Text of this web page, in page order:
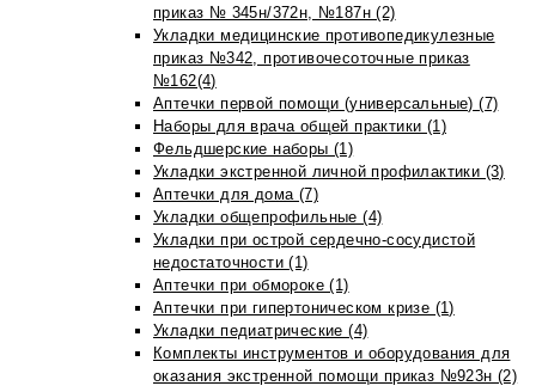
приказ № 345н/372н, №187н (2)
Укладки медицинские противопедикулезные
приказ №342, противочесоточные приказ
№162(4)
Аптечки первой помощи (универсальные) (7)
Наборы для врача общей практики (1)
Фельдшерские наборы (1)
Укладки экстренной личной профилактики (3)
Аптечки для дома (7)
Укладки общепрофильные (4)
Укладки при острой сердечно-сосудистой
недостаточности (1)
Аптечки при обмороке (1)
Аптечки при гипертоническом кризе (1)
Укладки педиатрические (4)
Комплекты инструментов и оборудования для
оказания экстренной помощи приказ №923н (2)